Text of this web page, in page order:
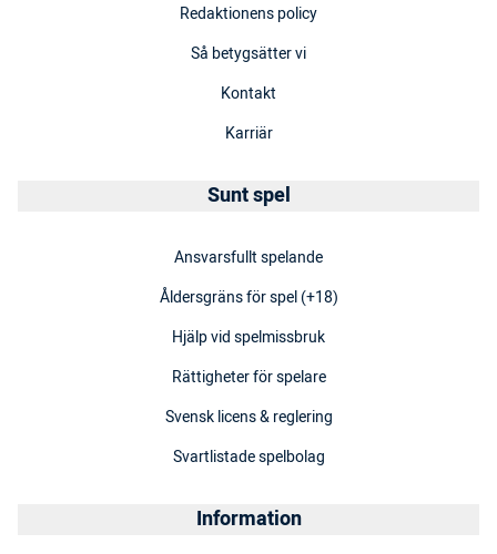
Redaktionens policy
Så betygsätter vi
Kontakt
Karriär
Sunt spel
Ansvarsfullt spelande
Åldersgräns för spel (+18)
Hjälp vid spelmissbruk
Rättigheter för spelare
Svensk licens & reglering
Svartlistade spelbolag
Information